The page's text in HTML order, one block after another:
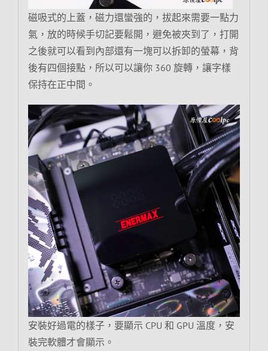
磁吸式的上蓋，磁力還蠻強的，拔起來需要一點力
氣，放的時候手切記要鬆開，避免被夾到了，打開
之後就可以看到內部還有一塊可以拆卸的螢幕，背
後有四個接點，所以可以讓你 360 旋轉，讓字樣
保持在正中間。
安裝好過電的樣子，要顯示 CPU 和 GPU 溫度，安
裝完軟體才會顯示。